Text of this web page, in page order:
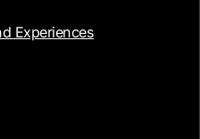
Experiences